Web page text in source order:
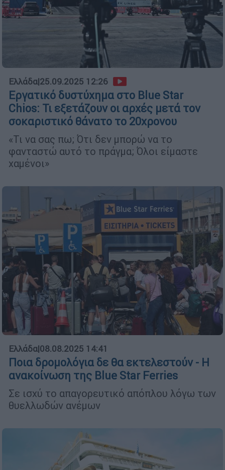
Ελλάδα|25.09.2025 12:26
Εργατικό δυστύχημα στο Blue Star
Chios: Τι εξετάζουν οι αρχές μετά τον
σοκαριστικό θάνατο το 20χρονου
«Τι να σας πω; Ότι δεν μπορώ να το
φανταστώ αυτό το πράγμα; Όλοι είμαστε
χαμένοι»
Ελλάδα|08.08.2025 14:41
Ποια δρομολόγια δε θα εκτελεστούν - Η
ανακοίνωση της Blue Star Ferries
Σε ισχύ το απαγορευτικό απόπλου λόγω των
θυελλωδών ανέμων